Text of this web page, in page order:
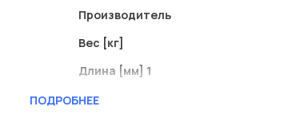
Производитель
Вес [кг]
Длина [мм] 1
Длина [мм] 2
ПОДРОБНЕЕ